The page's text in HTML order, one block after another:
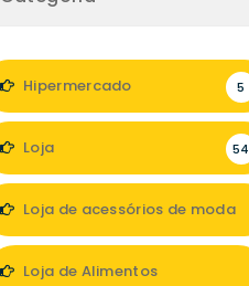
Hipermercado 5
Loja 54
Loja de acessórios de moda
Loja de Alimentos